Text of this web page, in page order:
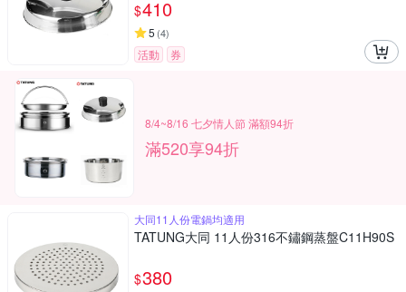
$410
5 (4)
活動 券
8/4~8/16 七夕情人節 滿額94折
滿520享94折
大同11人份電鍋均適用
TATUNG大同 11人份316不鏽鋼蒸盤C11H90S
$380